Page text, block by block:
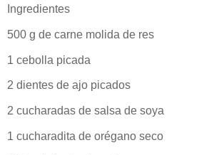
Ingredientes
500 g de carne molida de res
1 cebolla picada
2 dientes de ajo picados
2 cucharadas de salsa de soya
1 cucharadita de orégano seco